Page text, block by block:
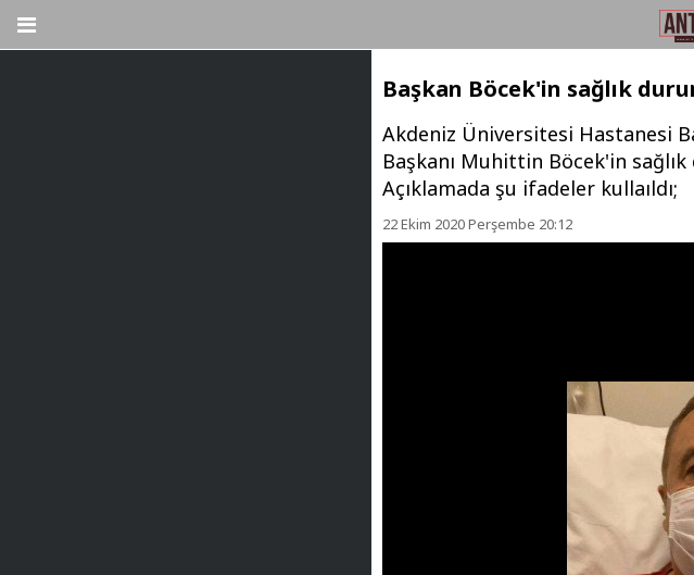
Başkan Böcek'in sağlık
Akdeniz Üniversitesi Hastanesi
Başkanı Muhittin Böcek'in sağlık
Açıklamada şu ifadeler kullaıldı;
22 Ekim 2020 Perşembe 20:12